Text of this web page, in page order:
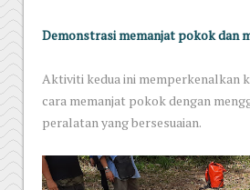
Demonstrasi memanjat pokok dan
Aktiviti kedua ini memperkenalkan
cara memanjat pokok dengan
peralatan yang bersesuaian.